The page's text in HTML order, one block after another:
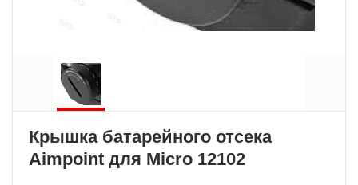
Крышка батарейного отсека
Aimpoint для Micro 12102